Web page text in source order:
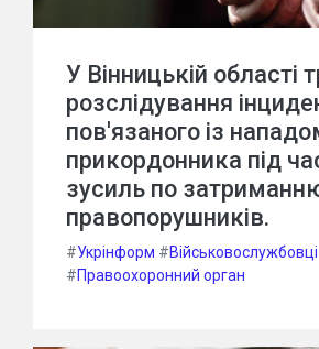
У Вінницькій області
розслідування
пов'язаного із
прикордонника під
зусиль по
правопорушників.
#Укрінформ #Військовослужбовці
#Правоохоронний орган